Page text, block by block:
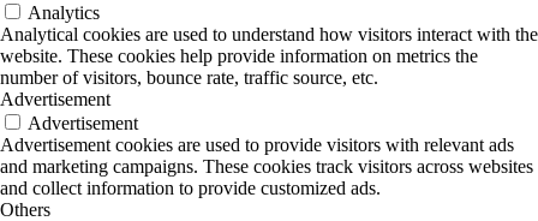
Analytics
Analytical cookies are used to understand how visitors interact with the
website. These cookies help provide information on metrics the
number of visitors, bounce rate, traffic source, etc.
Advertisement
Advertisement
Advertisement cookies are used to provide visitors with relevant ads
and marketing campaigns. These cookies track visitors across websites
and collect information to provide customized ads.
Others